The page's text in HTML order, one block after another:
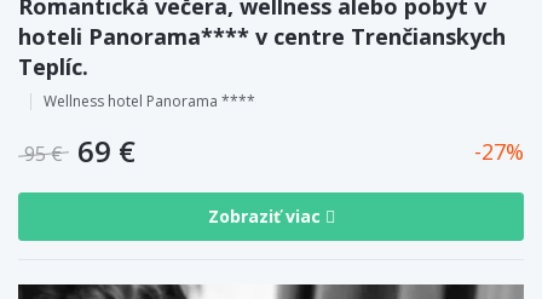
Romantická večera, wellness alebo pobyt v
hoteli Panorama**** v centre Trenčianskych
Teplíc.
Wellness hotel Panorama ****
95 € 69 € 27
Zobraziť viac